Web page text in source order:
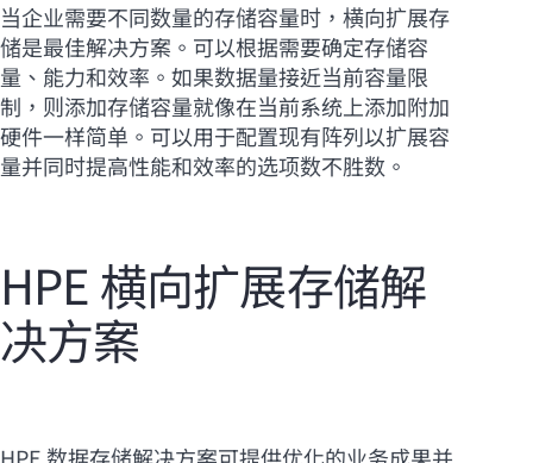
当企业需要不同数量的存储容量时，横向扩展存
储是最佳解决方案。可以根据需要确定存储容
量、能力和效率。如果数据量接近当前容量限
制，则添加存储容量就像在当前系统上添加附加
硬件一样简单。可以用于配置现有阵列以扩展容
量并同时提高性能和效率的选项数不胜数。
HPE 横向扩展存储解
决方案